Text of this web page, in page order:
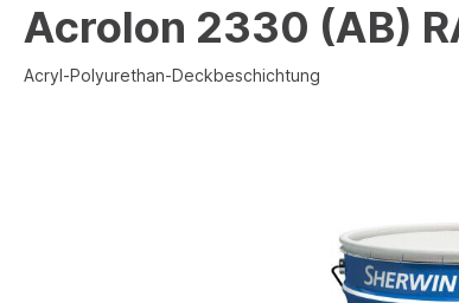
Acrolon 2330 (AB)
Acryl-Polyurethan-Deckbeschichtung